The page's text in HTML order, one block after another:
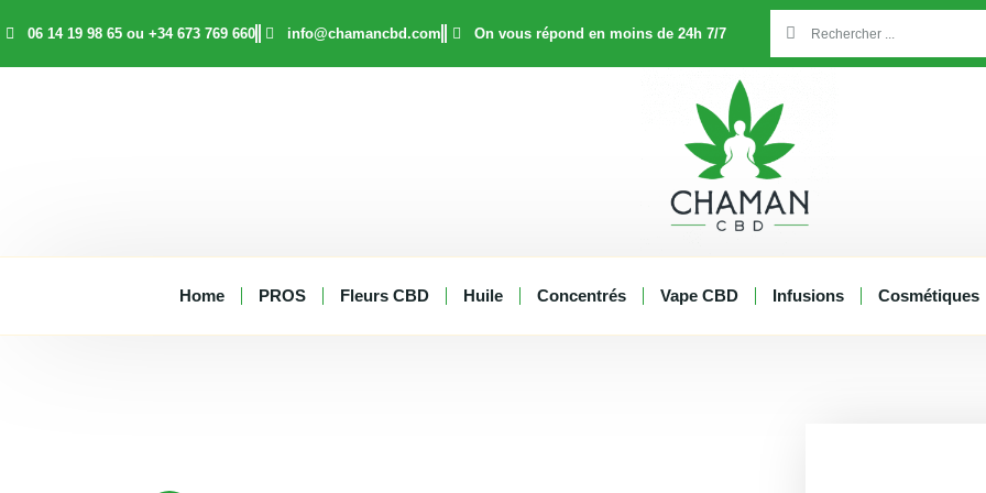
au
contenu
06 14 19 98 65 ou +34 673 769 660 info@chamancbd.com On vous répond en moins de 24h 7/7
Home PROS Fleurs CBD Huile Concentrés Vape CBD Infusions Cosmétiques